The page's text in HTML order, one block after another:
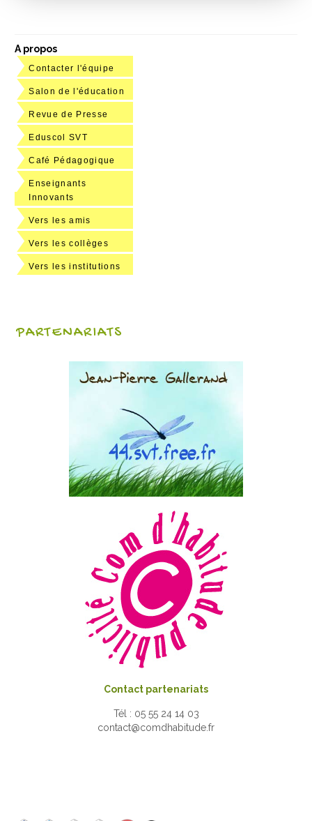
A propos
Contacter l'équipe
Salon de l'éducation
Revue de Presse
Eduscol SVT
Café Pédagogique
Enseignants
Innovants
Vers les amis
Vers les collèges
Vers les institutions
PARTENARIATS
Contact partenariats
Tél : 05 55 24 14 03
contact@comdhabitude.fr